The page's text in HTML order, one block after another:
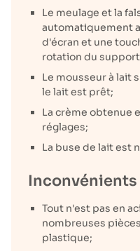
Le meulage et la
automatiquement
d'écran et une
rotation du
Le mousseur à lait
le lait est prêt;
La crème obtenue
réglages;
La buse de lait est
Inconvénients
Tout n'est pas en
nombreuses
plastique;